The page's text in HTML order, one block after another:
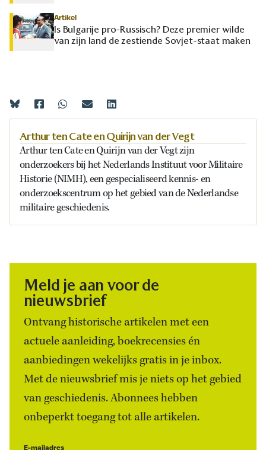
Artikel
Is Bulgarije pro-Russisch? Deze premier wilde
van zijn land de zestiende Sovjet-staat maken
Arthur ten Cate en Quirijn van der Vegt
Arthur ten Cate en Quirijn van der Vegt zijn
onderzoekers bij het Nederlands Instituut voor Militaire
Historie (NIMH), een gespecialiseerd kennis- en
onderzoekscentrum op het gebied van de Nederlandse
militaire geschiedenis.
Meld je aan voor de
nieuwsbrief
Ontvang historische artikelen met een
actuele aanleiding, boekrecensies én
aanbiedingen wekelijks gratis in je inbox.
Met de nieuwsbrief mis je niets op het gebied
van geschiedenis. Abonnees hebben
onbeperkt toegang tot alle artikelen.
E-mailadres